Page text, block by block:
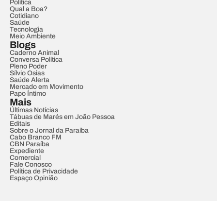
Política
Qual a Boa?
Cotidiano
Saúde
Tecnologia
Meio Ambiente
Blogs
Caderno Animal
Conversa Política
Pleno Poder
Sílvio Osias
Saúde Alerta
Mercado em Movimento
Papo Íntimo
Mais
Últimas Notícias
Tábuas de Marés em João Pessoa
Editais
Sobre o Jornal da Paraíba
Cabo Branco FM
CBN Paraíba
Expediente
Comercial
Fale Conosco
Política de Privacidade
Espaço Opinião